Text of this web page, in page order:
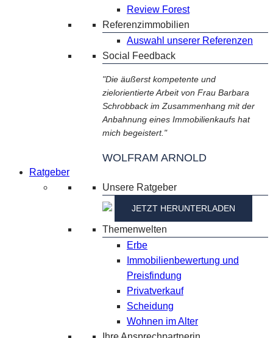
Review Forest
Referenzimmobilien
Auswahl unserer Referenzen
Social Feedback
"Die äußerst kompetente und
zielorientierte Arbeit von Frau Barbara
Schrobback im Zusammenhang mit der
Anbahnung eines Immobilienkaufs hat
mich begeistert."
WOLFRAM ARNOLD
Ratgeber
Unsere Ratgeber
JETZT HERUNTERLADEN
Themenwelten
Erbe
Immobilienbewertung und
Preisfindung
Privatverkauf
Scheidung
Wohnen im Alter